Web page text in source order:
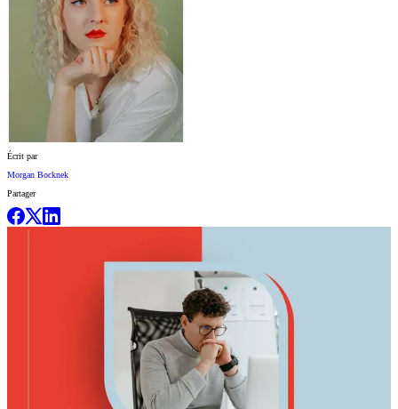
Écrit par
Morgan Bocknek
Partager